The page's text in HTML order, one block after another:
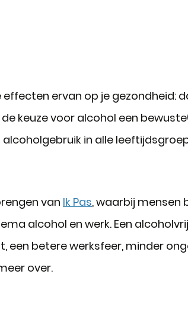
ervan op je gezondheid:
keuze voor alcohol een
in alle
van Ik Pas, waarbij mensen
alcohol en werk. Een
betere werksfeer, minder
over.